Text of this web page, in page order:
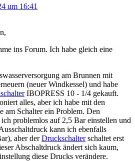
um 16:41
ins Forum. Ich habe gleich eine
am Brunnen mit
(neuer Windkessel) und habe
IBOPRESS 10 - 1/4 gekauft.
alles, aber ich habe mit den
am Schalter ein Problem. Den
problemlos auf 2,5 Bar einstellen und
kann ich ebenfalls
aber derDruckschalterschaltet erst
Abschaltdruck ändert sich kaum,
diese Drucks verändere.